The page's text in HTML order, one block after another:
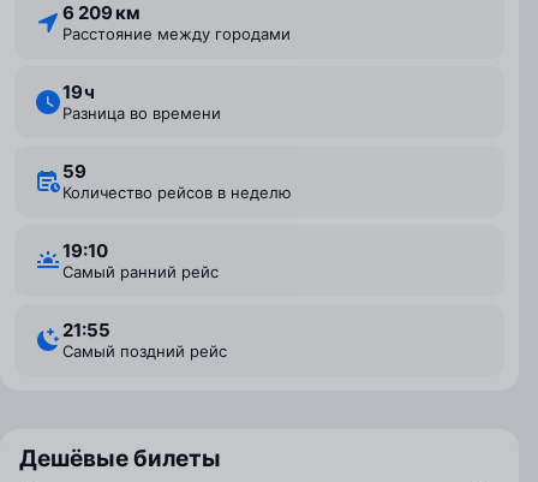
6 209 км
Расстояние между городами
19 ⁠ч
Разница во времени
59
Количество рейсов в неделю
19:10
Самый ранний рейс
21:55
Самый поздний рейс
Дешёвые билеты